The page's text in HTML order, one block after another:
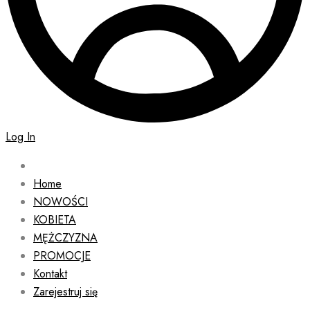
Log In
Home
NOWOŚCI
KOBIETA
MĘŻCZYZNA
PROMOCJE
Kontakt
Zarejestruj się